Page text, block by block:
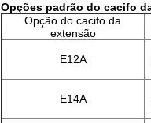
Opções padrão do cacifo
Opção do cacifo da
extensão
E12A
E14A